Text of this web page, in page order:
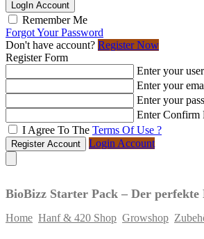
LogIn Account
Remember Me
Forgot Your Password
Don't have account? Register Now
Register Form
Enter your
Enter your
Enter your
Enter Confirm
I Agree To The Terms Of Use ?
Register Account Login Account
BioBizz Starter Pack – Der
Home Hanf & 420 Shop Growshop